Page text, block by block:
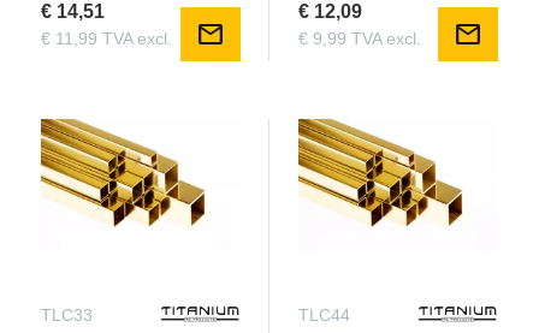
€ 14,51
€ 11,99 TVA excl. mail
€ 12,09
€ 9,99 TVA excl. mail
TLC33 TLC44